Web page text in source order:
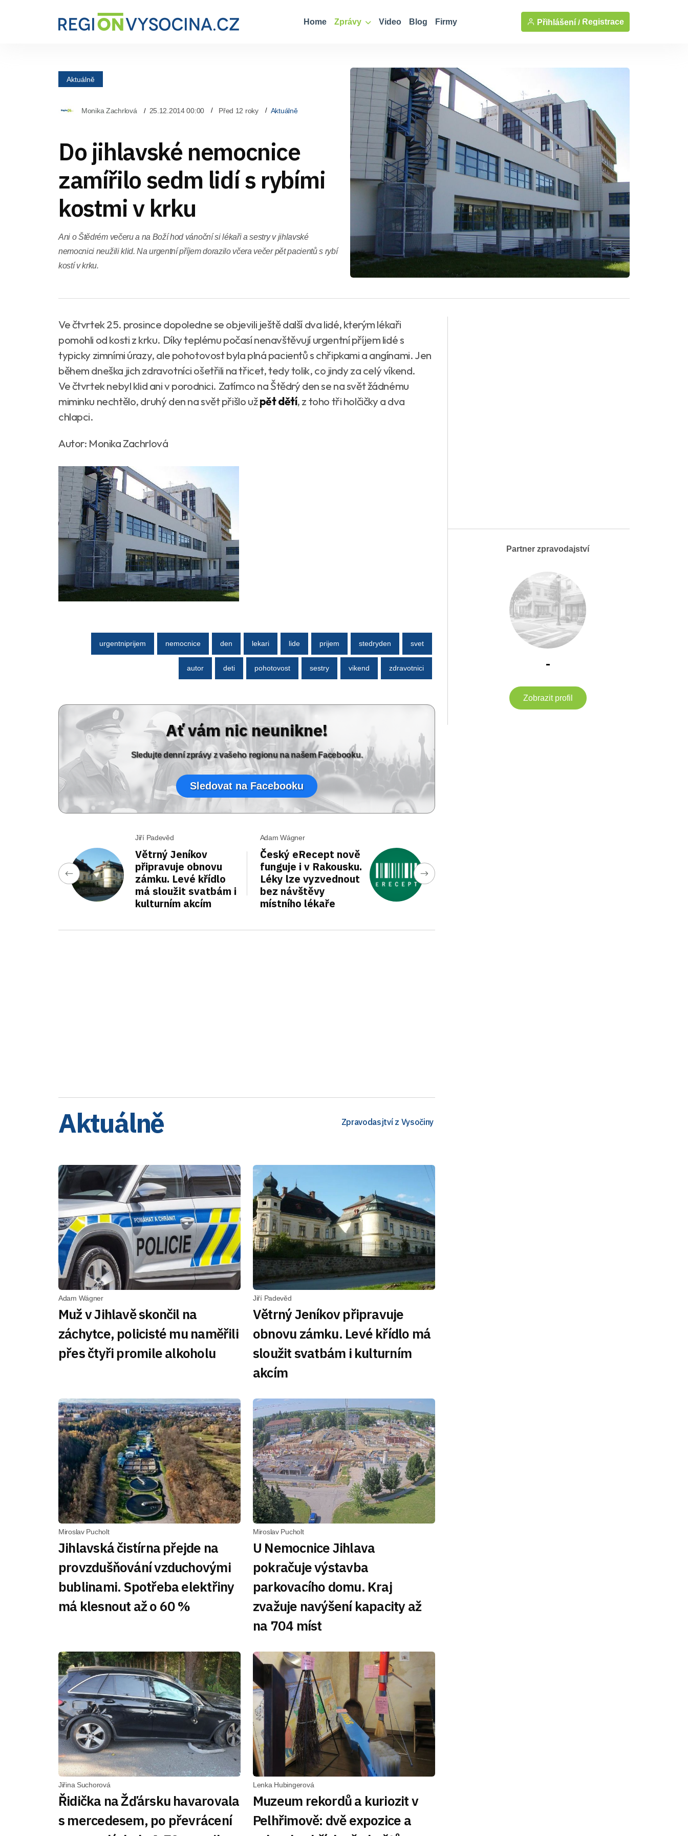
Home Zprávy Video Blog Firmy Přihlášení / Registrace
Aktuálně
Monika Zachrlová 25.12.2014 00:00 Před 12 roky Aktuálně
Do jihlavské nemocnice
zamířilo sedm lidí s rybími
kostmi v krku
Ani o Štědrém večeru a na Boží hod vánoční si lékaři a sestry v jihlavské
nemocnici neužili klid. Na urgentní příjem dorazilo včera večer pět pacientů s rybí
kostí v krku.
Ve čtvrtek 25. prosince dopoledne se objevili ještě další dva lidé, kterým lékaři
pomohli od kosti z krku. Díky teplému počasí nenavštěvují urgentní příjem lidé s
typicky zimními úrazy, ale pohotovost byla plná pacientů s chřipkami a angínami. Jen
během dneška jich zdravotníci ošetřili na třicet, tedy tolik, co jindy za celý víkend.
Ve čtvrtek nebyl klid ani v porodnici. Zatímco na Štědrý den se na svět žádnému
miminku nechtělo, druhý den na svět přišlo užpět dětí, z toho tři holčičky a dva
chlapci.
Autor: Monika Zachrlová
urgentniprijem nemocnice den lekari lide prijem stedryden svet
autor deti pohotovost sestry vikend zdravotnici
Ať vám nic neunikne!
Sledujte denní zprávy z vašeho regionu na našem Facebooku.
Sledovat na Facebooku
Jiří Padevěd
Větrný Jeníkov
připravuje obnovu
zámku. Levé křídlo
má sloužit svatbám i
kulturním akcím
Adam Wágner
Český eRecept nově
funguje i v Rakousku.
Léky lze vyzvednout
bez návštěvy
místního lékaře
Aktuálně Zpravodasjtví z Vysočiny
Adam Wágner
Muž v Jihlavě skončil na
záchytce, policisté mu naměřili
přes čtyři promile alkoholu
Jiří Padevěd
Větrný Jeníkov připravuje
obnovu zámku. Levé křídlo má
sloužit svatbám i kulturním
akcím
Miroslav Pucholt
Jihlavská čistírna přejde na
provzdušňování vzduchovými
bublinami. Spotřeba elektřiny
má klesnout až o 60 %
Miroslav Pucholt
U Nemocnice Jihlava
pokračuje výstavba
parkovacího domu. Kraj
zvažuje navýšení kapacity až
na 704 míst
Jiřina Suchorová
Řidička na Žďársku havarovala
s mercedesem, po převrácení
Lenka Hubingerová
Muzeum rekordů a kuriozit v
Pelhřimově: dvě expozice a
Partner zpravodajství
-
Zobrazit profil